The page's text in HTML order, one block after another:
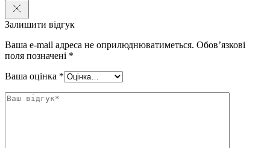
Залишити відгук
Ваша e-mail адреса не оприлюднюватиметься. Обов’язкові
поля позначені *
Ваша оцінка *